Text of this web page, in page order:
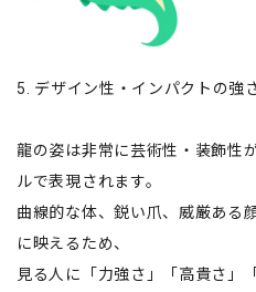
5. デザイン性・インパクトの強
龍の姿は非常に芸術性・装飾性
ルで表現されます。
曲線的な体、鋭い爪、威厳ある
に映えるため、
見る人に「力強さ」「高貴さ」